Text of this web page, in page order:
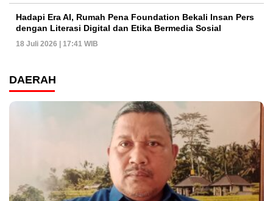
Hadapi Era AI, Rumah Pena Foundation Bekali Insan Pers
dengan Literasi Digital dan Etika Bermedia Sosial
18 Juli 2026 | 17:41 WIB
DAERAH